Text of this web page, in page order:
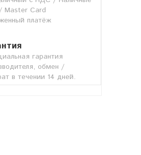
Master Card
платёж
гарантия
обмен /
в течении 14 дней.